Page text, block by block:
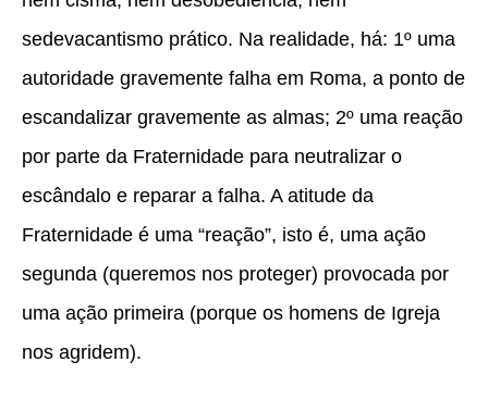
sedevacantismo prático. Na realidade, há: 1º uma
autoridade gravemente falha em Roma, a ponto de
escandalizar gravemente as almas; 2º uma reação
por parte da Fraternidade para neutralizar o
escândalo e reparar a falha. A atitude da
Fraternidade é uma “reação”, isto é, uma ação
segunda (queremos nos proteger) provocada por
uma ação primeira (porque os homens de Igreja
nos agridem).